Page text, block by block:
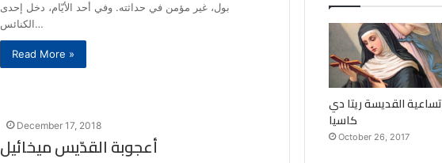
بول، غير مؤمن في حداثته. وفي أحد الأيّام، دخل إحدى
الكنائس…
Read More »
December 17, 2018
أعجوبة القدّيس ميخائيل
تساعية القديسة ريتا دي
كاسيا
October 26, 2017